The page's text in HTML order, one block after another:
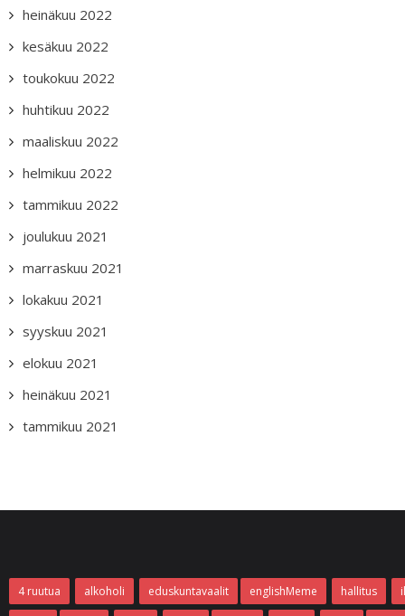
heinäkuu 2022
kesäkuu 2022
toukokuu 2022
huhtikuu 2022
maaliskuu 2022
helmikuu 2022
tammikuu 2022
joulukuu 2021
marraskuu 2021
lokakuu 2021
syyskuu 2021
elokuu 2021
heinäkuu 2021
tammikuu 2021
4 ruutua alkoholi eduskuntavaalit englishMeme hallitus